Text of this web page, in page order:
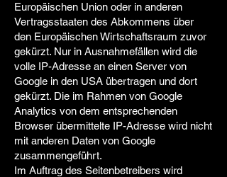
Europäischen Union oder in anderen
Vertragsstaaten des Abkommens über
den Europäischen Wirtschaftsraum zuvor
gekürzt. Nur in Ausnahmefällen wird die
volle IP-Adresse an einen Server von
Google in den USA übertragen und dort
gekürzt. Die im Rahmen von Google
Analytics von dem entsprechenden
Browser übermittelte IP-Adresse wird nicht
mit anderen Daten von Google
zusammengeführt.
Im Auftrag des Seitenbetreibers wird